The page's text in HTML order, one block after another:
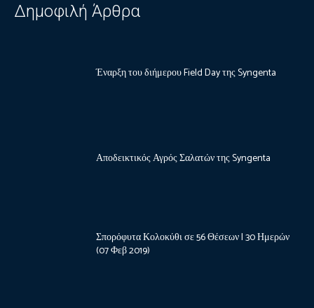
Δημοφιλή Άρθρα
Έναρξη του διήμερου Field Day της Syngenta
Αποδεικτικός Αγρός Σαλατών της Syngenta
Σπορόφυτα Κολοκύθι σε 56 Θέσεων | 30 Ημερών
(07 Φεβ 2019)